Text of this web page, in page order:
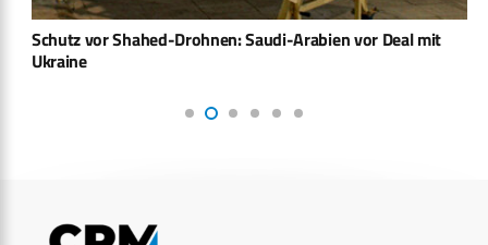
Schutz vor Shahed-Drohnen: Saudi-Arabien vor Deal mit
Ukraine